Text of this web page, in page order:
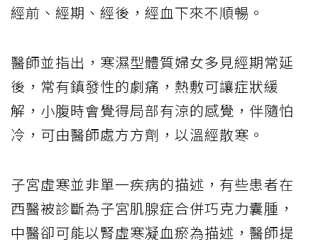
經前、經期、經後，經血下來不順暢。
醫師並指出，寒濕型體質婦女多見經期常延
後，常有鎮發性的劇痛，熱敷可讓症狀緩
解，小腹時會覺得局部有涼的感覺，伴隨怕
冷，可由醫師處方方劑，以溫經散寒。
子宮虛寒並非單一疾病的描述，有些患者在
西醫被診斷為子宮肌腺症合併巧克力囊腫，
中醫卻可能以腎虛寒凝血瘀為描述，醫師提